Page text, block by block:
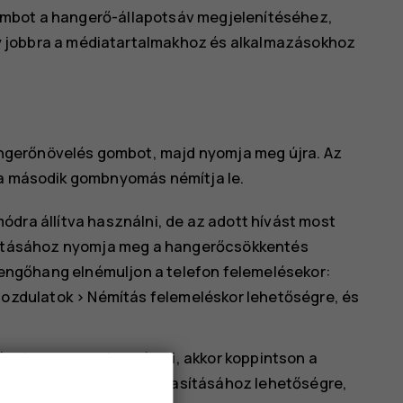
a hangerő-állapotsáv megjelenítéséhez,
a médiatartalmakhoz és alkalmazásokhoz
gombot, majd nyomja meg újra. Az
gombnyomás némítja le.
állítva használni, de az adott hívást most
nyomja meg a hangerőcsökkentés
elnémuljon a telefon felemelésekor:
> Némítás felemeléskorlehetőségre, és
szeretne elutasítani, akkor koppintson a
Fordítsa meg a hívás elutasításához lehetőségre,